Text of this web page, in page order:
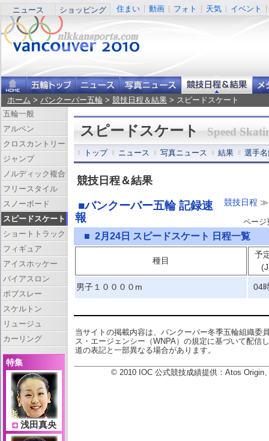
ニュース ショッピング 住まい 動画 フォト 天気 イベント
ホーム > バンクーバー五輪 > 競技日程＆結果 > スピードスケート
スピードスケート Speed
トップ ニュース 写真ニュース 結果 選手
競技日程＆結果
■バンクーバー五輪 記録速
報
競技日程 ≫
ペー
■ 2月24日 スピードスケート 日程一覧
種目
予
男子１００００m 04
当サイトの掲載内容は、バンクーバー冬季五輪組織委
ス・エージェンシー（WNPA）の規定に基づいて配信
道の表記と一部異なる場合があります。
© 2010 IOC 公式競技成績提供：Atos Origin
五輪一般
アルペン
クロスカントリー
ジャンプ
ノルディック複合
フリースタイル
スノーボード
スピードスケート
ショートトラック
フィギュア
アイスホッケー
バイアスロン
ボブスレー
スケルトン
リュージュ
カーリング
特集
浅田真央